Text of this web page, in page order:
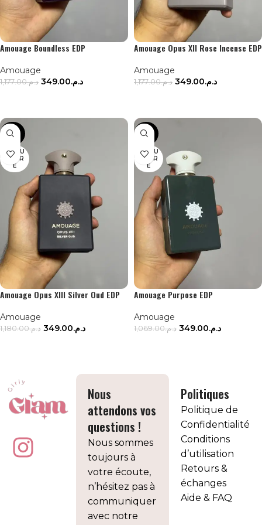
Amouage Boundless EDP
Amouage
د.م.1,177.00 د.م.349.00
Amouage Opus XII Rose Incense EDP
Amouage
د.م.1,177.00 د.م.349.00
-70%
EN RU
PTUR
E
Amouage Opus XIII Silver Oud EDP
Amouage
د.م.1,180.00 د.م.349.00
-67%
EN RU
PTUR
E
Amouage Purpose EDP
Amouage
د.م.1,069.00 د.م.349.00
Nous
attendons vos
questions !
Nous sommes
toujours à
votre écoute,
n’hésitez pas à
communiquer
avec notre
Politiques
Politique de
Confidentialité
Conditions
d’utilisation
Retours &
échanges
Aide & FAQ